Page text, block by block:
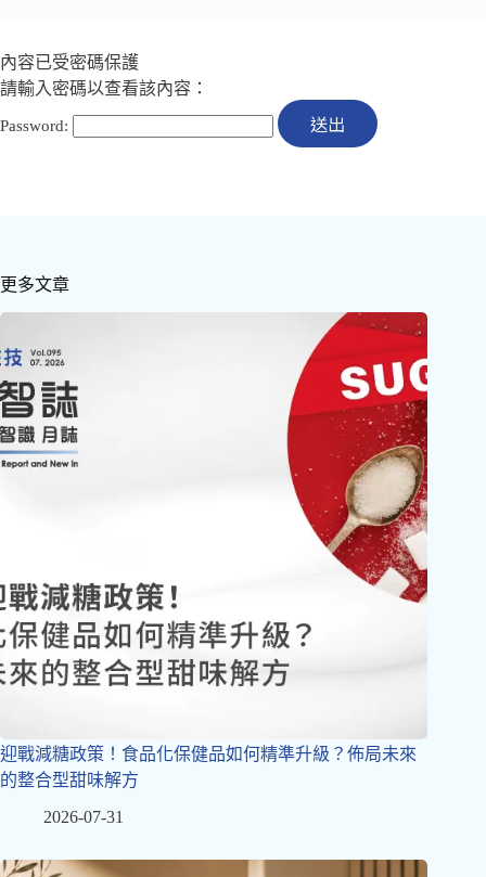
內容已受密碼保護
請輸入密碼以查看該內容：
Password:
更多文章
迎戰減糖政策！食品化保健品如何精準升級？佈局未來
的整合型甜味解方
2026-07-31